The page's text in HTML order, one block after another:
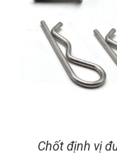
Chốt định vị